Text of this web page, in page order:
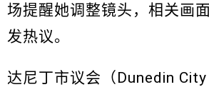
场提醒她调整镜头，相关画
发热议。
达尼丁市议会（Dunedin